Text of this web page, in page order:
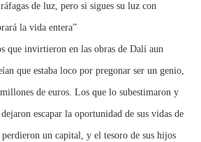
de luz, pero si sigues su luz con
la vida entera”
que invirtieron en las obras de Dalí aun
que estaba loco por pregonar ser un genio,
de euros. Los que lo subestimaron y
escapar la oportunidad de sus vidas de
un capital, y el tesoro de sus hijos